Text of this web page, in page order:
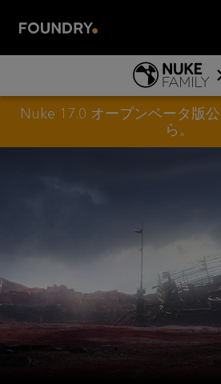
ABOUT NUKE
HIERO ガイド＆ドキュメント
Nuke 17.0 オープンベータ版公
ら 。